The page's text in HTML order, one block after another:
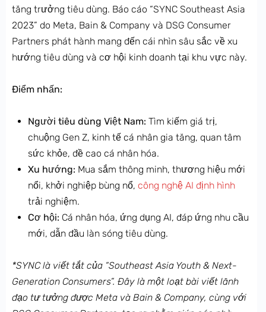
tăng trưởng tiêu dùng. Báo cáo “SYNC Southeast Asia
2023” do Meta, Bain & Company và DSG Consumer
Partners phát hành mang đến cái nhìn sâu sắc về xu
hướng tiêu dùng và cơ hội kinh doanh tại khu vực này.
Điểm nhấn:
Người tiêu dùng Việt Nam: Tìm kiếm giá trị,
chuộng Gen Z, kinh tế cá nhân gia tăng, quan tâm
sức khỏe, đề cao cá nhân hóa.
Xu hướng: Mua sắm thông minh, thương hiệu mới
nổi, khởi nghiệp bùng nổ, công nghệ AI định hình
trải nghiệm.
Cơ hội: Cá nhân hóa, ứng dụng AI, đáp ứng nhu cầu
mới, dẫn đầu làn sóng tiêu dùng.
*SYNC là viết tắt của “Southeast Asia Youth & Next-
Generation Consumers”. Đây là một loạt bài viết lãnh
đạo tư tưởng được Meta và Bain & Company, cùng với